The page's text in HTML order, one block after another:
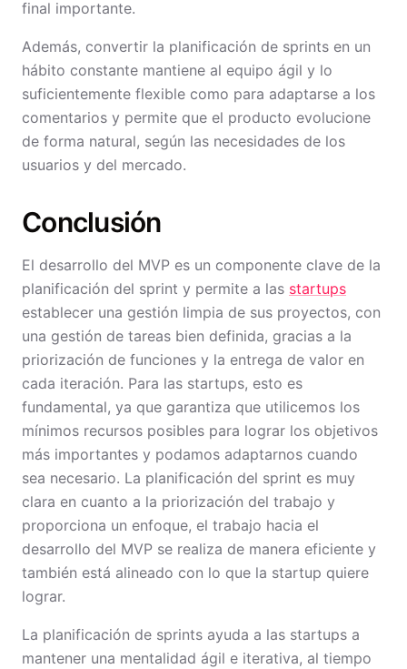
final importante.
Además, convertir la planificación de sprints en un
hábito constante mantiene al equipo ágil y lo
suficientemente flexible como para adaptarse a los
comentarios y permite que el producto evolucione
de forma natural, según las necesidades de los
usuarios y del mercado.
Conclusión
El desarrollo del MVP es un componente clave de la
planificación del sprint y permite a las startups
establecer una gestión limpia de sus proyectos, con
una gestión de tareas bien definida, gracias a la
priorización de funciones y la entrega de valor en
cada iteración. Para las startups, esto es
fundamental, ya que garantiza que utilicemos los
mínimos recursos posibles para lograr los objetivos
más importantes y podamos adaptarnos cuando
sea necesario. La planificación del sprint es muy
clara en cuanto a la priorización del trabajo y
proporciona un enfoque, el trabajo hacia el
desarrollo del MVP se realiza de manera eficiente y
también está alineado con lo que la startup quiere
lograr.
La planificación de sprints ayuda a las startups a
mantener una mentalidad ágil e iterativa, al tiempo